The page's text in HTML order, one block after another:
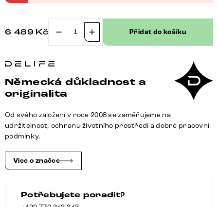
6 489 Kč
Jídelní
Zoa-
kombinace
materiálů
tmavě
béžová
tvaru
kříže
titanový
efekt
Přidat do košíku
Německá důkladnost a
originalita
Od svého založení v roce 2008 se zaměřujeme na
udržitelnost, ochranu životního prostředí a dobré pracovní
podmínky.
Více o značce
Potřebujete poradit?